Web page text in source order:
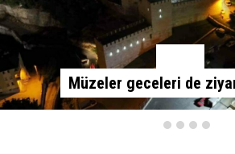
Müzeler geceleri de